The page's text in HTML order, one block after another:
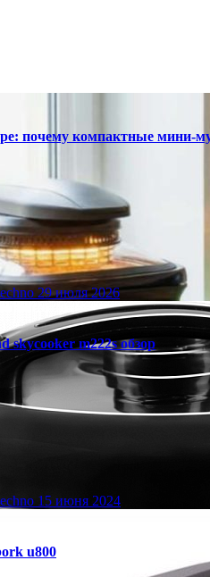
почему компактные мини-
29 июля 2026
skycooker m222s обзор
15 июня 2024
u800